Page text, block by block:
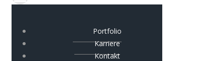
Portfolio
Karriere
Kontakt